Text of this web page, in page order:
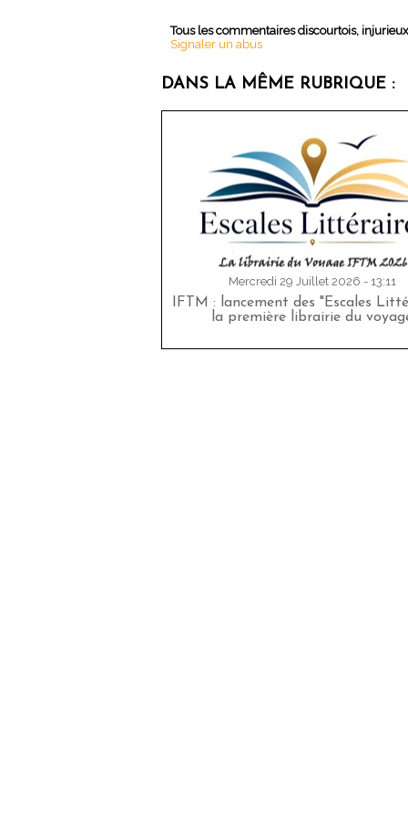
Tous les commentaires discourtois,
Signaler un abus
DANS LA MÊME RUBRIQUE :
Mercredi 29 Juillet 2026 - 13:11
IFTM : lancement des "Escales
la première librairie du